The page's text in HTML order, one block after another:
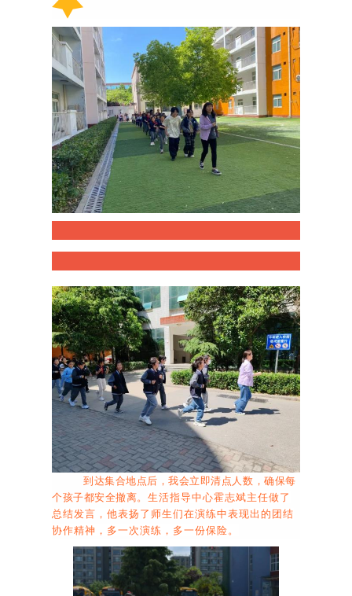
到达集合地点后，我会立即清点人数，确保每
个孩子都安全撤离。 生活指导中心霍志斌主任做了
总结发言，他表扬了师生们在演练中表现出的团结
协作精神，多一次演练，多一份保险。